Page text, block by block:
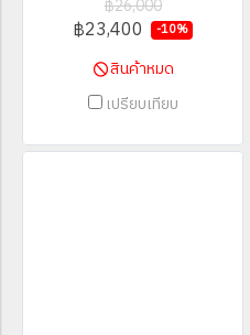
฿26,000
฿23,400 -10%
สินค้าหมด
เปรียบเทียบ